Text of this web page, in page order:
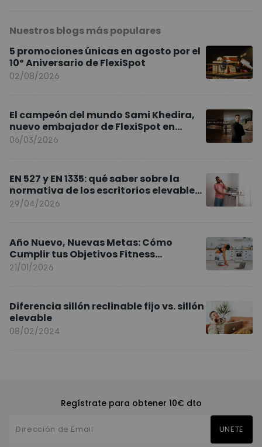
Nuestros blogs más populares
5 promociones únicas en agosto por el
10º Aniversario de FlexiSpot
02/08/2026
El campeón del mundo Sami Khedira,
nuevo embajador de FlexiSpot en
Europa
06/03/2026
EN 527 y EN 1335: qué saber sobre la
normativa de los escritorios elevables
y sillas ergonómicas
29/04/2026
Año Nuevo, Nuevas Metas: Cómo
Cumplir tus Objetivos Fitness
Entrenando en Casa
21/01/2026
Diferencia sillón reclinable fijo vs. sillón
elevable
08/02/2024
Regístrate para obtener 10€ dto
UNETE